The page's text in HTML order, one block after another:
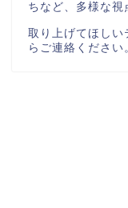
ちなど、多様な視
取り上げてほしい
らご連絡ください